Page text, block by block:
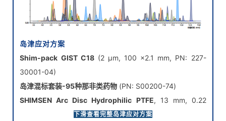
岛津应对方案
Shim-pack GIST C18(2 μm, 100 ×2.1 mm, PN: 227-
30001-04)
岛津混标套装-95种那非类药物 (PN: S00200-74)
SHIMSEN Arc Disc Hydrophilic PTFE, 13 mm, 0.22
µm(PN: 380-00341-05)下滑查看完整岛津应对方案